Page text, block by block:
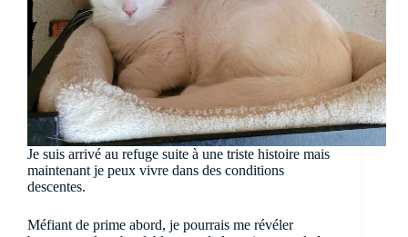
Je suis arrivé au refuge suite à une triste histoire mais
maintenant je peux vivre dans des conditions
descentes.
Méfiant de prime abord, je pourrais me révéler